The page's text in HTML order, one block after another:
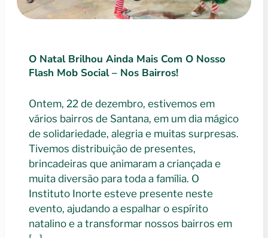
O Natal Brilhou Ainda Mais Com O Nosso
Flash Mob Social – Nos Bairros!
Ontem, 22 de dezembro, estivemos em
vários bairros de Santana, em um dia mágico
de solidariedade, alegria e muitas surpresas.
Tivemos distribuição de presentes,
brincadeiras que animaram a criançada e
muita diversão para toda a família. O
Instituto Inorte esteve presente neste
evento, ajudando a espalhar o espírito
natalino e a transformar nossos bairros em